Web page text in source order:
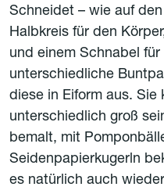
Schneidet – wie auf
Halbkreis für den
und einem Schnabel
unterschiedliche
diese in Eiform aus. Sie
unterschiedlich groß
bemalt, mit
Seidenpapierkugerln
es natürlich auch